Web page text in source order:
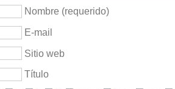
Nombre (requerido)
E-mail
Sitio web
Título